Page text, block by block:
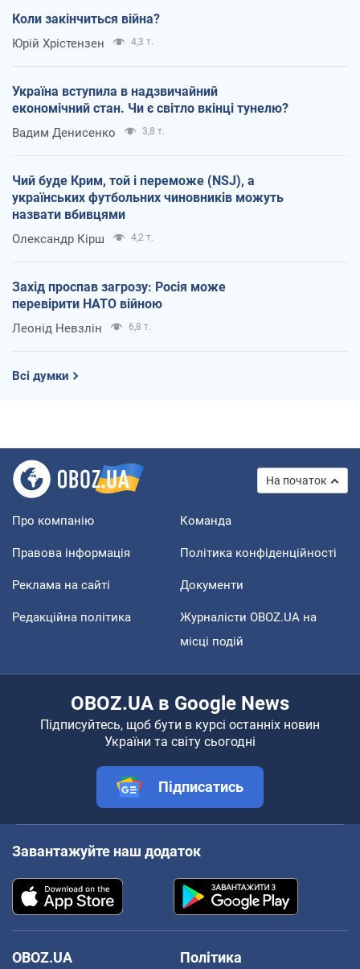
Коли закінчиться війна?
Юрій Хрістензен 4,3 т.
Україна вступила в надзвичайний
економічний стан. Чи є світло вкінці тунелю?
Вадим Денисенко 3,8 т.
Чий буде Крим, той і переможе (NSJ), а
українських футбольних чиновників можуть
назвати вбивцями
Олександр Кірш 4,2 т.
Захід проспав загрозу: Росія може
перевірити НАТО війною
Леонід Невзлін 6,8 т.
Всі думки
На початок
Про компанію Команда
Правова інформація Політика конфіденційності
Реклама на сайті Документи
Редакційна політика
Журналісти OBOZ.UA на
місці подій
OBOZ.UA в Google News
Підписуйтесь, щоб бути в курсі останніх новин
України та світу сьогодні
Підписатись
Завантажуйте наш додаток
OBOZ.UA
Політика